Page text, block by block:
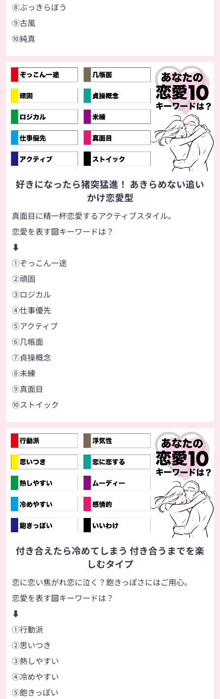
⑧ぶっきらぼう
⑨古風
⑩純真
好きになったら猪突猛進！ あきらめない追い
かけ恋愛型
真面目に精一杯恋愛するアクティブスタイル。
恋愛を表す🔟キーワードは？
⬇
①ぞっこん一途
②頑固
③ロジカル
④仕事優先
⑤アクティブ
⑥几帳面
⑦貞操概念
⑧未練
⑨真面目
⑩ストイック
付き合えたら冷めてしまう 付き合うまでを楽
しむタイプ
恋に恋い焦がれ恋に泣く？飽きっぽさにはご用心。
恋愛を表す🔟キーワードは？
⬇
①行動派
②思いつき
③熱しやすい
④冷めやすい
⑤飽きっぽい